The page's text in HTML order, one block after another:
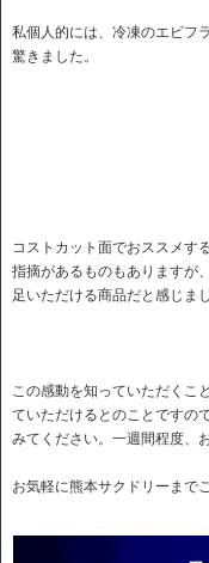
私個人的には、冷凍のエビフ
驚きました。
コストカット面でおススメす
指摘があるものもありますが
足いただける商品だと感じまし
この感動を知っていただくこ
ていただけるとのことですの
みてください。一週間程度、
お気軽に熊本サクドリーまで